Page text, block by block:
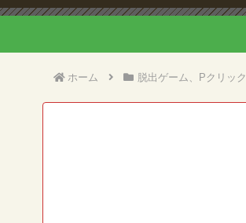
ホーム 脱出ゲーム、Pクリック